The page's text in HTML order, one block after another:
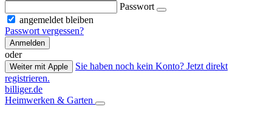
Passwort
angemeldet bleiben
Passwort vergessen?
Anmelden
oder
Weiter mit Apple
Sie haben noch kein Konto? Jetzt direkt
registrieren.
billiger.de
Heimwerken & Garten